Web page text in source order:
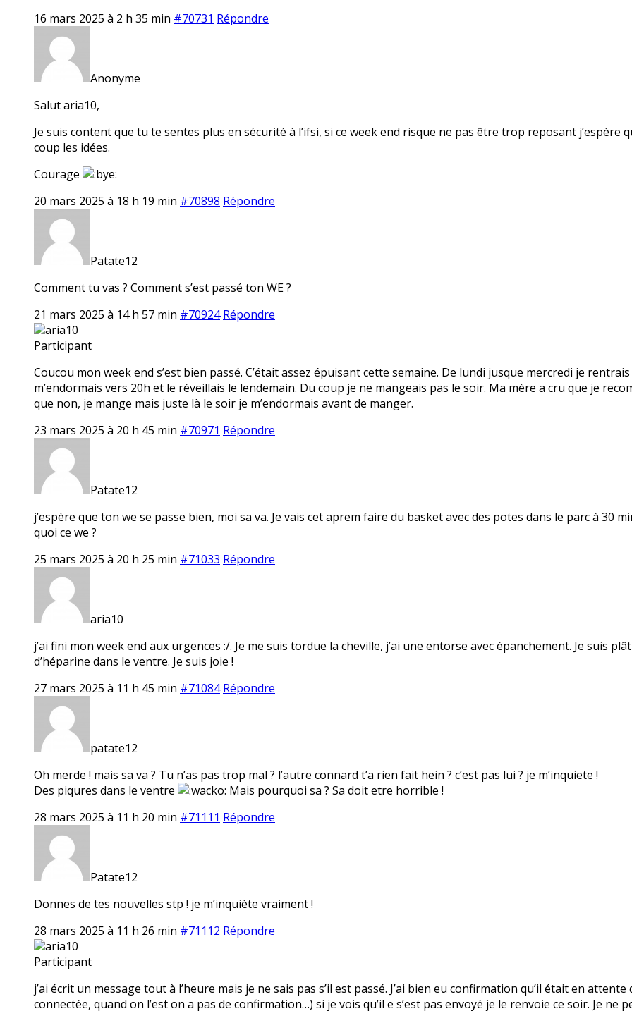
16 mars 2025 à 2 h 35 min #70731 Répondre
Anonyme
Salut aria10,
Je suis content que tu te sentes plus en sécurité à l’ifsi, si ce week end risque ne pas être trop reposant j’espère
coup les idées.
Courage
20 mars 2025 à 18 h 19 min #70898 Répondre
Patate12
Comment tu vas ? Comment s’est passé ton WE ?
21 mars 2025 à 14 h 57 min #70924 Répondre
aria10
Participant
Coucou mon week end s’est bien passé. C’était assez épuisant cette semaine. De lundi jusque mercredi je
m’endormais vers 20h et le réveillais le lendemain. Du coup je ne mangeais pas le soir. Ma mère a cru que je
que non, je mange mais juste là le soir je m’endormais avant de manger.
23 mars 2025 à 20 h 45 min #70971 Répondre
Patate12
j’espère que ton we se passe bien, moi sa va. Je vais cet aprem faire du basket avec des potes dans le parc à 30
quoi ce we ?
25 mars 2025 à 20 h 25 min #71033 Répondre
aria10
j’ai fini mon week end aux urgences :/. Je me suis tordue la cheville, j’ai une entorse avec épanchement. Je suis
d’héparine dans le ventre. Je suis joie !
27 mars 2025 à 11 h 45 min #71084 Répondre
patate12
Oh merde ! mais sa va ? Tu n’as pas trop mal ? l’autre connard t’a rien fait hein ? c’est pas lui ? je m’inquiete !
Des piqures dans le ventre
Mais pourquoi sa ? Sa doit etre horrible !
28 mars 2025 à 11 h 20 min #71111 Répondre
Patate12
Donnes de tes nouvelles stp ! je m’inquiète vraiment !
28 mars 2025 à 11 h 26 min #71112 Répondre
aria10
Participant
j’ai écrit un message tout à l’heure mais je ne sais pas s’il est passé. J’ai bien eu confirmation qu’il était en
connectée, quand on l’est on a pas de confirmation…) si je vois qu’il e s’est pas envoyé je le renvoie ce soir. Je ne